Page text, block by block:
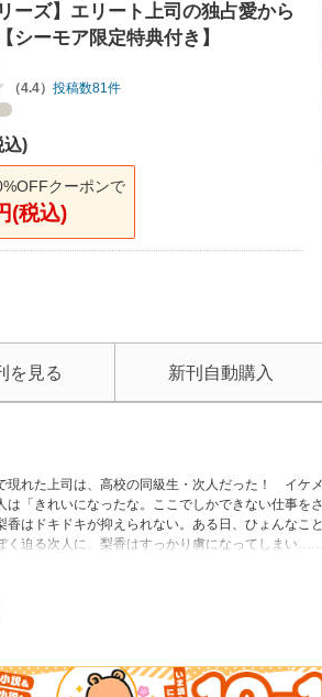
ーズ】エリート上司の独占愛から
シーモア限定特典付き】
（4.4） 投稿数81件
込)
クーポンで
(税込)
を見る 新刊自動購入
現れた上司は、高校の同級生・次人だった！ イケ
「きれいになったな。ここでしかできない仕事を
はドキドキが抑えられない。ある日、ひょんなこ
く迫る次人に、梨香はすっかり虜になってしまい